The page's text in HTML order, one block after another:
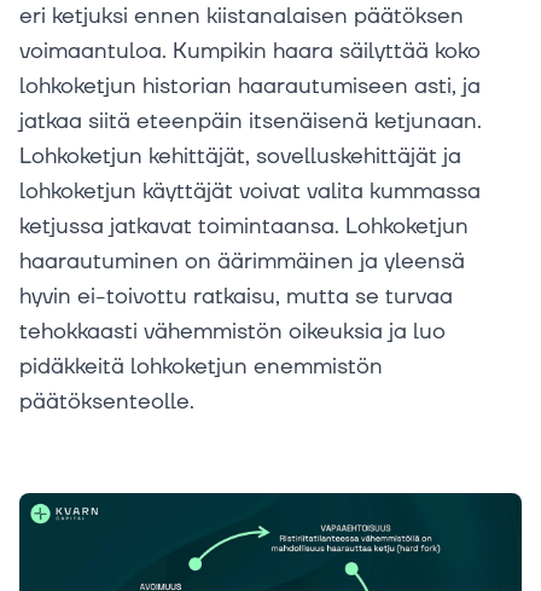
eri ketjuksi ennen kiistanalaisen päätöksen
voimaantuloa. Kumpikin haara säilyttää koko
lohkoketjun historian haarautumiseen asti, ja
jatkaa siitä eteenpäin itsenäisenä ketjunaan.
Lohkoketjun kehittäjät, sovelluskehittäjät ja
lohkoketjun käyttäjät voivat valita kummassa
ketjussa jatkavat toimintaansa. Lohkoketjun
haarautuminen on äärimmäinen ja yleensä
hyvin ei-toivottu ratkaisu, mutta se turvaa
tehokkaasti vähemmistön oikeuksia ja luo
pidäkkeitä lohkoketjun enemmistön
päätöksenteolle.